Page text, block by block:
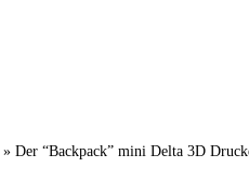
» Der “Backpack” mini Delta 3D